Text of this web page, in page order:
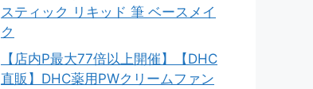
スティック リキッド 筆 ベースメイ
ク
【店内P最大77倍以上開催】【DHC
直販】DHC薬用PWクリームファン